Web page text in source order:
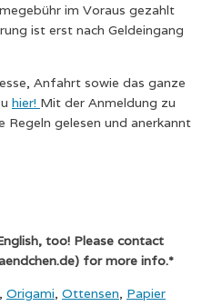
im Voraus gezahlt
ist erst nach Geldeingang
Anfahrt sowie das ganze
hier! Mit der Anmeldung zu
gelesen und anerkannt
too! Please contact
for more info.*
, Origami, Ottensen, Papier